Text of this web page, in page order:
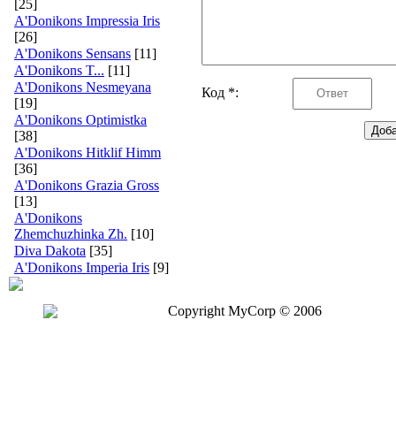
[25]
A'Donikons Impressia Iris
[26]
A'Donikons Sensans [11]
A'Donikons T... [11]
A'Donikons Nesmeyana
[19]
A'Donikons Optimistka
[38]
A'Donikons Hitklif Himm
[36]
A'Donikons Grazia Gross
[13]
A'Donikons
Zhemchuzhinka Zh. [10]
Diva Dakota [35]
A'Donikons Imperia Iris [9]
Код *:
Copyright MyCorp © 2006